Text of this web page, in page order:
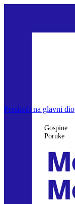
Preskoči na glavni dio
Gospine
Poruke